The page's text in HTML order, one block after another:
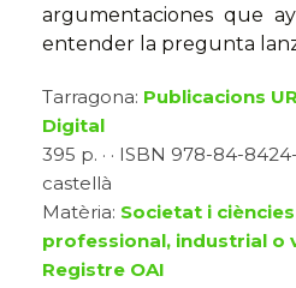
argumentaciones que
entender la pregunta
Tarragona: Publicacions
Digital
395 p. · · ISBN 978-84-8424-
castellà
Matèria: Societat i
professional, industrial o
Registre OAI